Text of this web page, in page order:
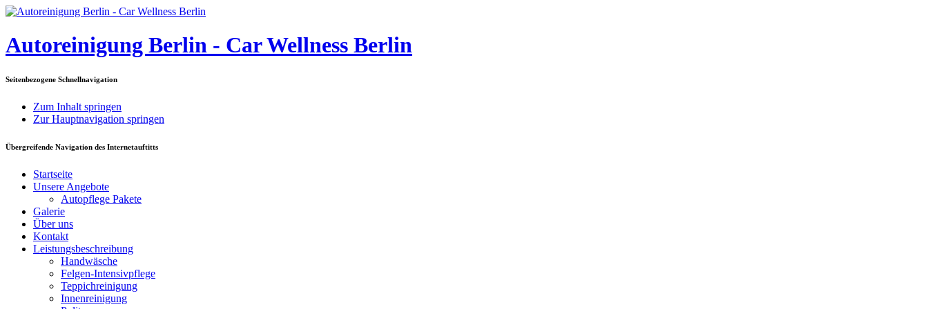
Autoreinigung Berlin - Car Wellness Berlin
Seitenbezogene Schnellnavigation
Zum Inhalt springen
Zur Hauptnavigation springen
Übergreifende Navigation des Internetauftitts
Startseite
Unsere Angebote
Autopflege Pakete
Galerie
Über uns
Kontakt
Leistungsbeschreibung
Handwäsche
Felgen-Intensivpflege
Teppichreinigung
Innenreinigung